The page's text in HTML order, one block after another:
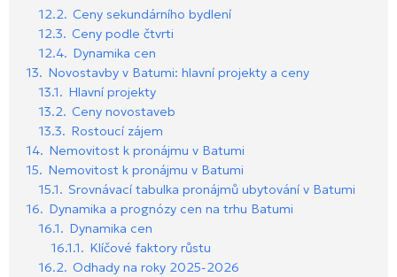
12.2. Ceny sekundárního bydlení
12.3. Ceny podle čtvrti
12.4. Dynamika cen
13. Novostavby v Batumi: hlavní projekty a ceny
13.1. Hlavní projekty
13.2. Ceny novostaveb
13.3. Rostoucí zájem
14. Nemovitost k pronájmu v Batumi
15. Nemovitost k pronájmu v Batumi
15.1. Srovnávací tabulka pronájmů ubytování v Batumi
16. Dynamika a prognózy cen na trhu Batumi
16.1. Dynamika cen
16.1.1. Klíčové faktory růstu
16.2. Odhady na roky 2025-2026